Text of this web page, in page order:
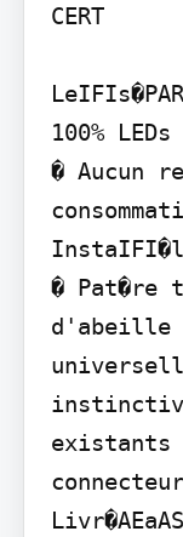
CERT
100% LEDs
� Aucun
� Pat�re
d'abeille
existants